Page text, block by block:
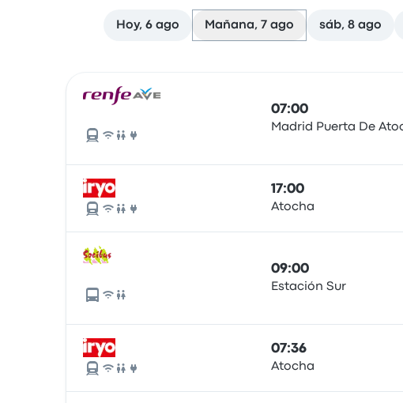
Hoy, 6 ago Mañana, 7 ago sáb, 8 ago
07:00
Madrid Puerta De
17:00
Atocha
09:00
Estación Sur
07:36
Atocha